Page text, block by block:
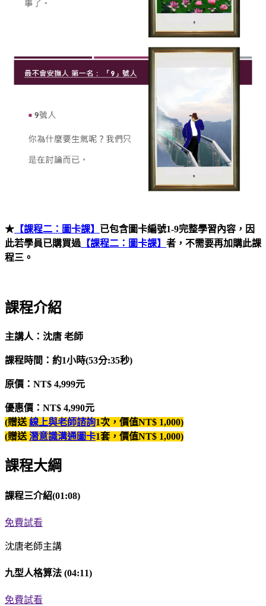
★ 【課程二：圖卡課】 已包含圖卡編號1-9完整學習內容，因
此若學員已購買過 【課程二：圖卡課】 者，不需要再加購此課
程三。
課程介紹
主講人：沈唐 老師
課程時間：約1小時(53分:35秒)
原價：NT$ 4,999元
優惠價：NT$ 4,990元
(贈送 線上與老師諮詢1次，價值NT$ 1,000)
(贈送 潛意識溝通圖卡1套 ，價值NT$ 1,000)
課程大綱
課程三介紹(01:08)
免費試看
沈唐老師主講
九型人格算法 (04:11)
免費試看